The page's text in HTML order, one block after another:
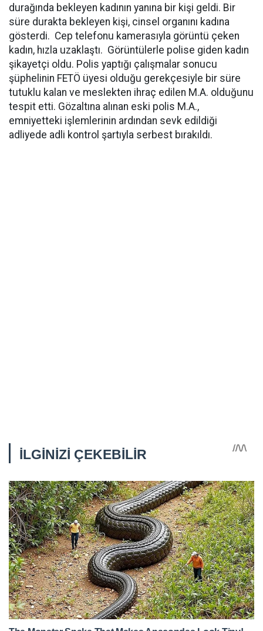
durağında bekleyen kadının yanına bir kişi geldi. Bir
süre durakta bekleyen kişi, cinsel organını kadına
gösterdi. Cep telefonu kamerasıyla görüntü çeken
kadın, hızla uzaklaştı. Görüntülerle polise giden kadın
şikayetçi oldu. Polis yaptığı çalışmalar sonucu
şüphelinin FETÖ üyesi olduğu gerekçesiyle bir süre
tutuklu kalan ve meslekten ihraç edilen M.A. olduğunu
tespit etti. Gözaltına alınan eski polis M.A.,
emniyetteki işlemlerinin ardından sevk edildiği
adliyede adli kontrol şartıyla serbest bırakıldı.